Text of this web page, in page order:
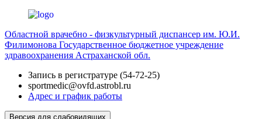
Областной врачебно - физкультурный диспансер им. Ю.И.
Филимонова Государственное бюджетное учреждение
здравоохранения Астраханской обл.
Запись в регистратуре (54-72-25)
sportmedic@ovfd.astrobl.ru
Адрес и график работы
Версия для слабовидящих